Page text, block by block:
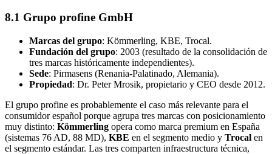
8.1 Grupo profine GmbH
Marcas del grupo: Kömmerling, KBE, Trocal.
Fundación del grupo: 2003 (resultado de la consolidación de
tres marcas históricamente independientes).
Sede: Pirmasens (Renania-Palatinado, Alemania).
Propiedad: Dr. Peter Mrosik, propietario y CEO desde 2012.
El grupo profine es probablemente el caso más relevante para el
consumidor español porque agrupa tres marcas con posicionamiento
muy distinto: Kömmerling opera como marca premium en España
(sistemas 76 AD, 88 MD), KBE en el segmento medio y Trocal en
el segmento estándar. Las tres comparten infraestructura técnica,